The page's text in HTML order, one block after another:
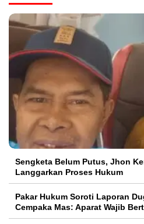
Sengketa Belum Putus, Jhon
Langgarkan Proses Hukum
Pakar Hukum Soroti Laporan
Cempaka Mas: Aparat Wajib